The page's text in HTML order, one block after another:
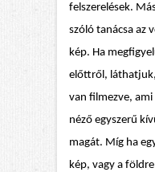
felszerelések.
szóló tanácsa az
kép. Ha
előttről,
van filmezve, ami
néző egyszerű
magát. Míg ha
kép, vagy a